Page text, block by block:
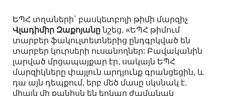
ԵՊՀ տղաների` բասկետբոլի թիմի մարզիչ
Վլադիմիր Զաքոյանընշեց. «ԵՊՀ թիմում
տարբեր ֆակուլտետներից ընդգրկված են
տարբեր կուրսերի ուսանողներ: Բավականին
լարված մրցապայքար էր, սակայն ԵՊՀ
մարզիկները փայլուն արդյունք գրանցեցին, և
դա այն դեպքում, երբ մեծ մասը սկսնակ է.
միայն մի քանիսն են երկար ժամանակ